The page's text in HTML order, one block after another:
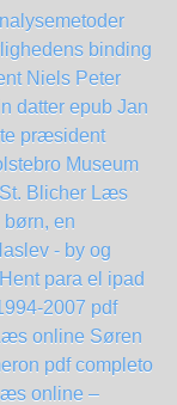
binding
Niels Peter
datter epub Jan
præsident
Museum
Blicher Læs
børn, en
- by og
para el ipad
2007 pdf
online Søren
pdf completo
online –